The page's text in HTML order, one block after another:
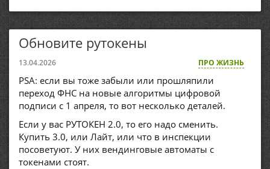
Обновите рутокены
13.04.2026 ПРО ЖИЗНЬ
PSA: если вы тоже забыли или прошляпили
переход ФНС на новые алгоритмы цифровой
подписи с 1 апреля, то вот несколько деталей.
Если у вас РУТОКЕН 2.0, то его надо сменить.
Купить 3.0, или Лайт, или что в инспекции
посоветуют. У них вендинговые автоматы с
токенами стоят.